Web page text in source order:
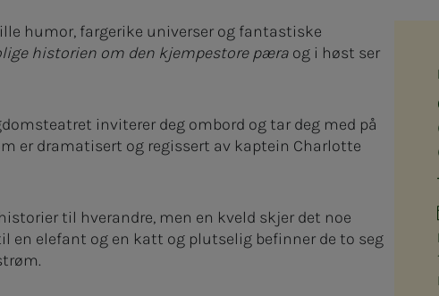
humor, fargerike universer og fantastiske
historien om den kjempestore pæra og i høst ser
inviterer deg ombord og tar deg med på
er dramatisert og regissert av kaptein Charlotte
til hverandre, men en kveld skjer det noe
elefant og en katt og plutselig befinner de to seg